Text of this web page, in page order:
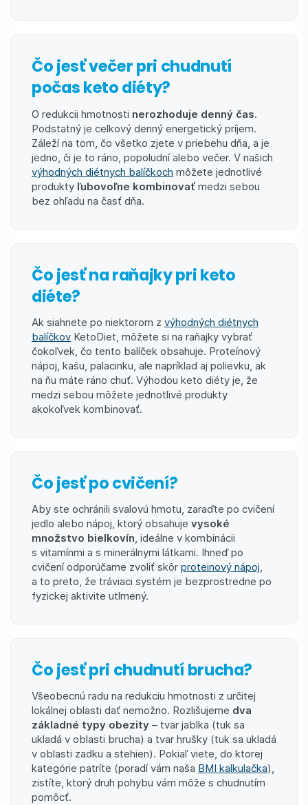
Čo jesť večer pri chudnutí
počas keto diéty?
O redukcii hmotnosti nerozhoduje denný čas.
Podstatný je celkový denný energetický príjem.
Záleží na tom, čo všetko zjete v priebehu dňa, a je
jedno, či je to ráno, popoludní alebo večer. V našich
výhodných diétnych balíčkoch môžete jednotlivé
produkty ľubovoľne kombinovať medzi sebou
bez ohľadu na časť dňa.
Čo jesť na raňajky pri keto
diéte?
Ak siahnete po niektorom z výhodných diétnych
balíčkov KetoDiet, môžete si na raňajky vybrať
čokoľvek, čo tento balíček obsahuje. Proteínový
nápoj, kašu, palacinku, ale napríklad aj polievku, ak
na ňu máte ráno chuť. Výhodou keto diéty je, že
medzi sebou môžete jednotlivé produkty
akokoľvek kombinovať.
Čo jesť po cvičení?
Aby ste ochránili svalovú hmotu, zaraďte po cvičení
jedlo alebo nápoj, ktorý obsahuje vysoké
množstvo bielkovín, ideálne v kombinácii
s vitamínmi a s minerálnymi látkami. Ihneď po
cvičení odporúčame zvoliť skôr proteinový nápoj,
a to preto, že tráviaci systém je bezprostredne po
fyzickej aktivite utlmený.
Čo jesť pri chudnutí brucha?
Všeobecnú radu na redukciu hmotnosti z určitej
lokálnej oblasti dať nemožno. Rozlišujeme dva
základné typy obezity – tvar jablka (tuk sa
ukladá v oblasti brucha) a tvar hrušky (tuk sa ukladá
v oblasti zadku a stehien). Pokiaľ viete, do ktorej
kategórie patríte (poradí vám naša BMI kalkulačka),
zistíte, ktorý druh pohybu vám môže s chudnutím
pomôcť.